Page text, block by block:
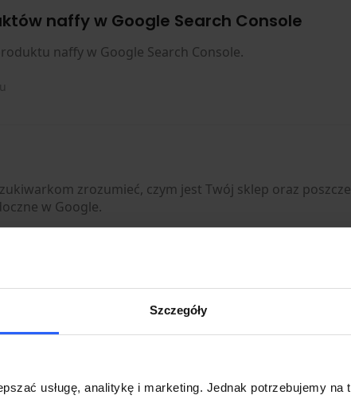
Szczegóły
usługę, analitykę i marketing. Jednak potrzebujemy na
naffy w Google Search Console
naffy w Google Search Console.
zrozumieć, czym jest Twój sklep oraz
w Google.
Manager
Manager.